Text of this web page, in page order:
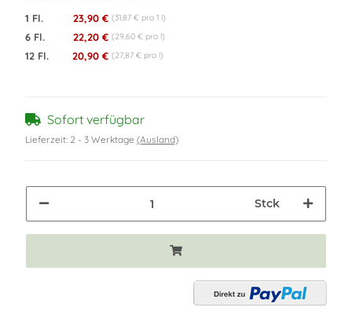
1 Fl. 23,90 € (31,87 € pro 1 l)
6 Fl. 22,20 € (29,60 € pro l)
12 Fl. 20,90 € (27,87 € pro l)
Sofort verfügbar
Lieferzeit: 2 - 3 Werktage (Ausland)
Stck